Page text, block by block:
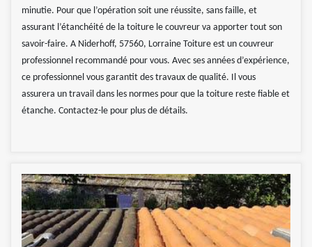
minutie. Pour que l’opération soit une réussite, sans faille, et
assurant l’étanchéité de la toiture le couvreur va apporter tout son
savoir-faire. A Niderhoff, 57560, Lorraine Toiture est un couvreur
professionnel recommandé pour vous. Avec ses années d’expérience,
ce professionnel vous garantit des travaux de qualité. Il vous
assurera un travail dans les normes pour que la toiture reste fiable et
étanche. Contactez-le pour plus de détails.